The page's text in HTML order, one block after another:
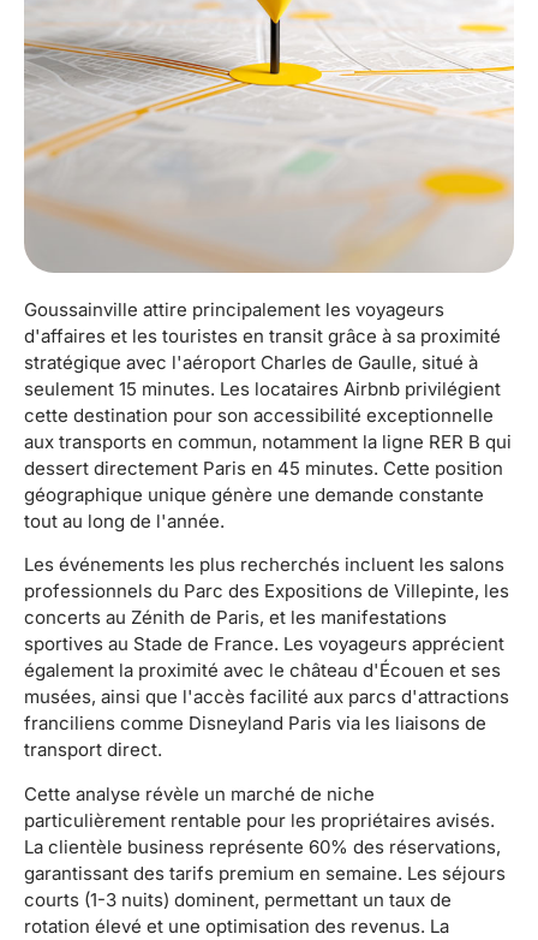
Goussainville attire principalement les voyageurs
d'affaires et les touristes en transit grâce à sa proximité
stratégique avec l'aéroport Charles de Gaulle, situé à
seulement 15 minutes. Les locataires Airbnb privilégient
cette destination pour son accessibilité exceptionnelle
aux transports en commun, notamment la ligne RER B qui
dessert directement Paris en 45 minutes. Cette position
géographique unique génère une demande constante
tout au long de l'année.
Les événements les plus recherchés incluent les salons
professionnels du Parc des Expositions de Villepinte, les
concerts au Zénith de Paris, et les manifestations
sportives au Stade de France. Les voyageurs apprécient
également la proximité avec le château d'Écouen et ses
musées, ainsi que l'accès facilité aux parcs d'attractions
franciliens comme Disneyland Paris via les liaisons de
transport direct.
Cette analyse révèle un marché de niche
particulièrement rentable pour les propriétaires avisés.
La clientèle business représente 60% des réservations,
garantissant des tarifs premium en semaine. Les séjours
courts (1-3 nuits) dominent, permettant un taux de
rotation élevé et une optimisation des revenus. La